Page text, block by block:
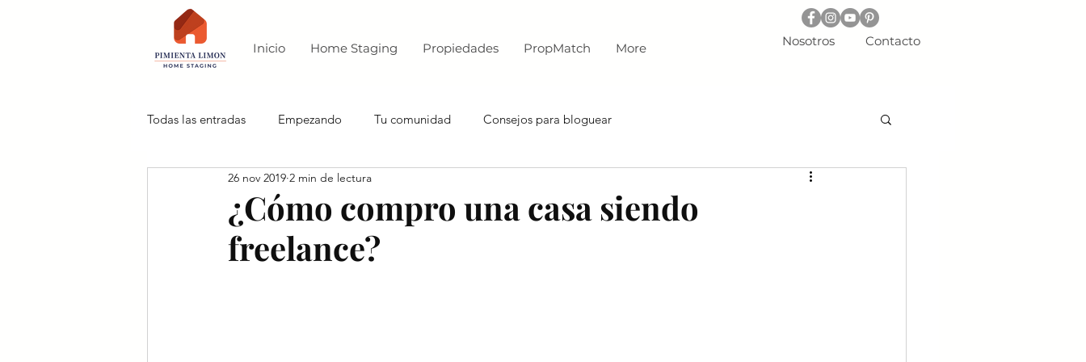
Inicio Home Staging Propiedades PropMatch More Nosotros Contacto
Todas las entradas Empezando Tu comunidad Consejos para bloguear
¿Cómo compro una casa siendo
freelance?
26 nov 2019 2 min de lectura